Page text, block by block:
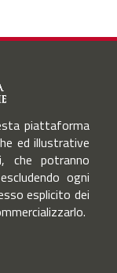
piattaforma
ed illustrative
che potranno
ogni
esplicito dei